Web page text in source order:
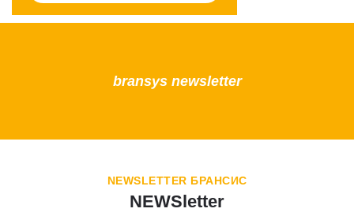
bransys newsletter
NEWSLETTER БРАНСИС
NEWSletter